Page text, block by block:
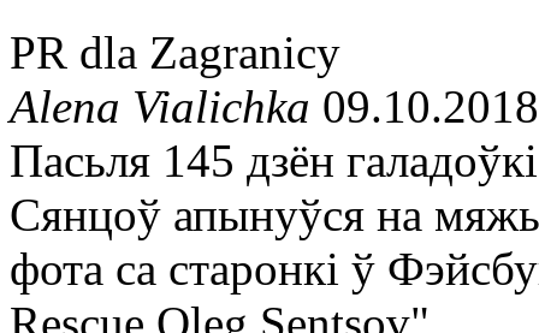
PR dla Zagranicy
Alena Vialichka
Пасьля 145 дзён
Сянцоў апынуўся на
фота са старонкі ў
Rescue Oleg Sentsov"